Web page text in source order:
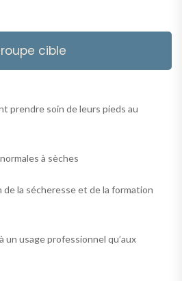
cible
prendre soin de leurs pieds au
à sèches
la sécheresse et de la formation
un usage professionnel qu’aux